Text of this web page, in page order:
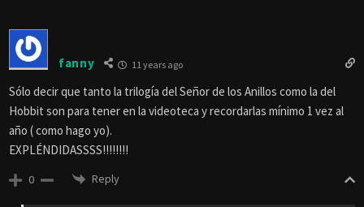
fanny 11 years ago
Sólo decir que tanto la trilogía del Señor de los Anillos como la del
Hobbit son para tener en la videoteca y recordarlas mínimo 1 vez al
año ( como hago yo).
EXPLÉNDIDASSSS!!!!!!!!
0 Reply